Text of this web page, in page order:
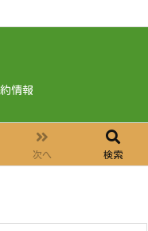
情報
次へ 検索